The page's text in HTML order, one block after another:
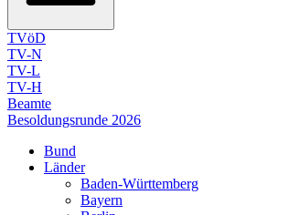
TVöD
TV-N
TV-L
TV-H
Beamte
Besoldungsrunde 2026
Bund
Länder
Baden-Württemberg
Bayern